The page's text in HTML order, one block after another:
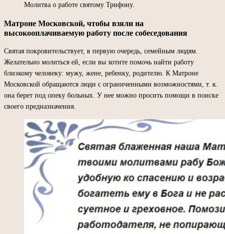
Молитва о работе святому Трифону.
Матроне Московской, чтобы взяли на
высокооплачиваемую работу после собеседования
Святая покровительствует, в первую очередь, семейным людям.
Желательно молиться ей, если вы хотите помочь найти работу
близкому человеку: мужу, жене, ребенку, родителю. К Матроне
Московской обращаются люди с ограниченными возможностями, т. к.
она берет под опеку больных. У нее можно просить помощи в поиске
своего предназначения.